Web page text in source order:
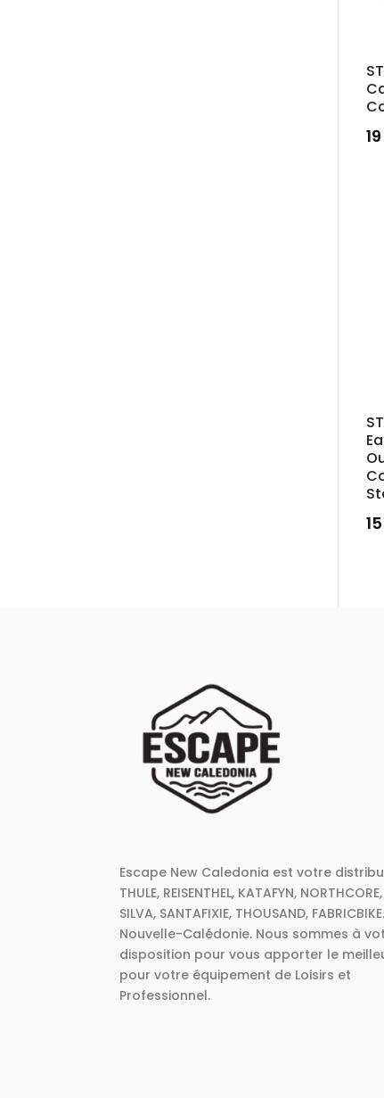
Escape New Caledonia est votre
THULE, REISENTHEL, KATAFYN, NORTHCORE,
SILVA, SANTAFIXIE, THOUSAND,
Nouvelle-Calédonie. Nous sommes à
disposition pour vous apporter le
pour votre équipement de Loisirs et
Professionnel.